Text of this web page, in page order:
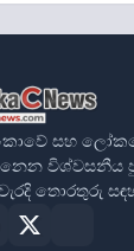
ලංකාවේ සහ
විශ්වසනීය
තොරතුරු